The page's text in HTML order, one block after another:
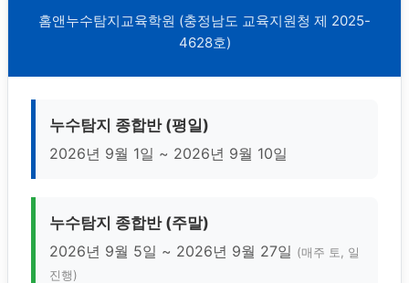
홈앤누수탐지교육학원 (충정남도 교육지원청 제 2025-
4628호)
누수탐지 종합반 (평일)
2026년 9월 1일 ~ 2026년 9월 10일
누수탐지 종합반 (주말)
2026년 9월 5일 ~ 2026년 9월 27일 (매주 토, 일
진행)